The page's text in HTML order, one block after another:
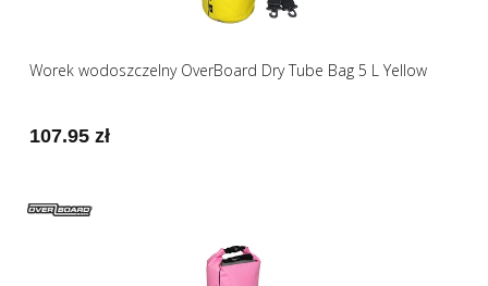
Worek wodoszczelny OverBoard Dry Tube Bag 5 L Yellow
107.95 zł